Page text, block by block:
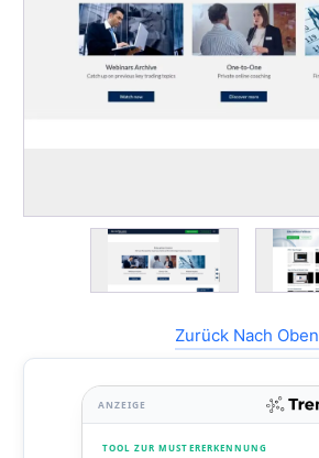
Zurück Nach Oben
ANZEIGE
TOOL ZUR MUSTERERKENNUNG